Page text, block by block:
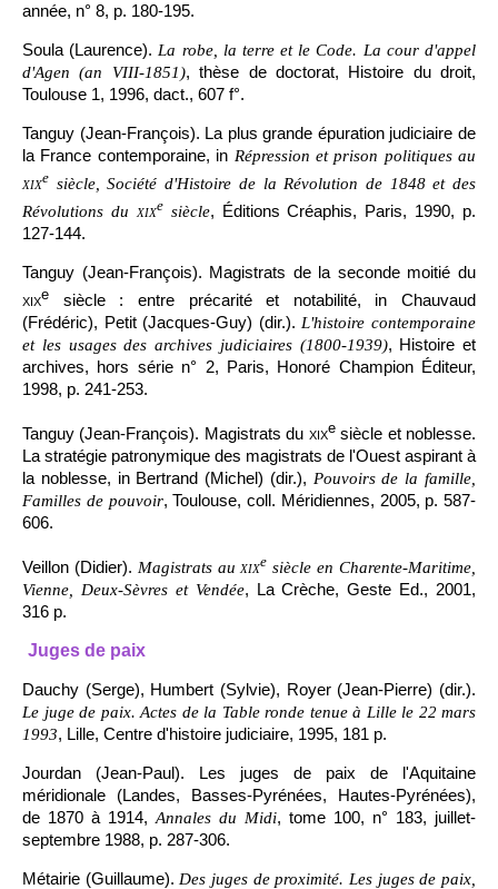
année, n° 8, p. 180-195.
Soula (Laurence). La robe, la terre et le Code. La cour d'appel
d'Agen (an VIII-1851), thèse de doctorat, Histoire du droit,
Toulouse 1, 1996, dact., 607 f°.
Tanguy (Jean-François). La plus grande épuration judiciaire de
la France contemporaine, in Répression et prison politiques au
xixe siècle, Société d'Histoire de la Révolution de 1848 et des
Révolutions du xixesiècle, Éditions Créaphis, Paris, 1990, p.
127-144.
Tanguy (Jean-François). Magistrats de la seconde moitié du
xixe
siècle : entre précarité et notabilité, in Chauvaud
(Frédéric), Petit (Jacques-Guy) (dir.). L'histoire contemporaine
et les usages des archives judiciaires (1800-1939), Histoire et
archives, hors série n° 2, Paris, Honoré Champion Éditeur,
1998, p. 241-253.
Tanguy (Jean-François). Magistrats du xixesiècle et noblesse.
La stratégie patronymique des magistrats de l'Ouest aspirant à
la noblesse, in Bertrand (Michel) (dir.), Pouvoirs de la famille,
Familles de pouvoir, Toulouse, coll. Méridiennes, 2005, p. 587-
606.
Veillon (Didier). Magistrats au xixe siècle en Charente-Maritime,
Vienne, Deux-Sèvres et Vendée, La Crèche, Geste Ed., 2001,
316 p.
Juges de paix
Dauchy (Serge), Humbert (Sylvie), Royer (Jean-Pierre) (dir.).
Le juge de paix. Actes de la Table ronde tenue à Lille le 22 mars
1993, Lille, Centre d'histoire judiciaire, 1995, 181 p.
Jourdan (Jean-Paul). Les juges de paix de l'Aquitaine
méridionale (Landes, Basses-Pyrénées, Hautes-Pyrénées),
de 1870 à 1914, Annales du Midi, tome 100, n° 183, juillet-
septembre 1988, p. 287-306.
Métairie (Guillaume). Des juges de proximité. Les juges de paix,